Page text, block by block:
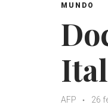
MUNDO
AFP 26